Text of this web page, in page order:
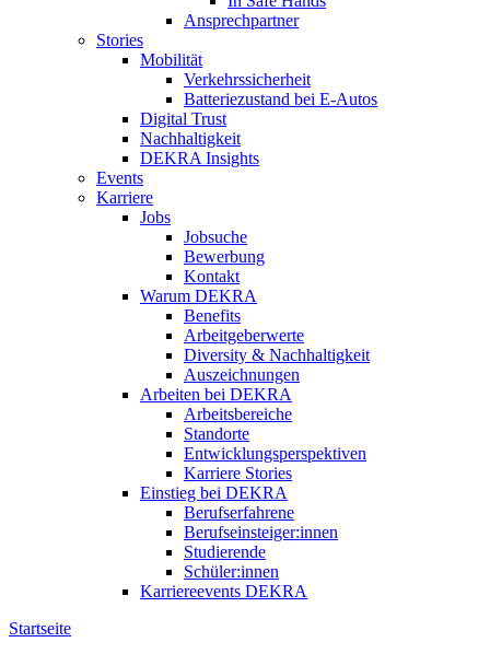
Ansprechpartner
Stories
Mobilität
Verkehrssicherheit
Batteriezustand bei E-Autos
Digital Trust
Nachhaltigkeit
DEKRA Insights
Events
Karriere
Jobs
Jobsuche
Bewerbung
Kontakt
Warum DEKRA
Benefits
Arbeitgeberwerte
Diversity & Nachhaltigkeit
Auszeichnungen
Arbeiten bei DEKRA
Arbeitsbereiche
Standorte
Entwicklungsperspektiven
Karriere Stories
Einstieg bei DEKRA
Berufserfahrene
Berufseinsteiger:innen
Studierende
Schüler:innen
Karriereevents DEKRA
Startseite